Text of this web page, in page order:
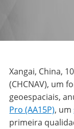
Xangai, China,
(CHCNAV), um
geoespaciais,
Pro (AA15P), um
primeira